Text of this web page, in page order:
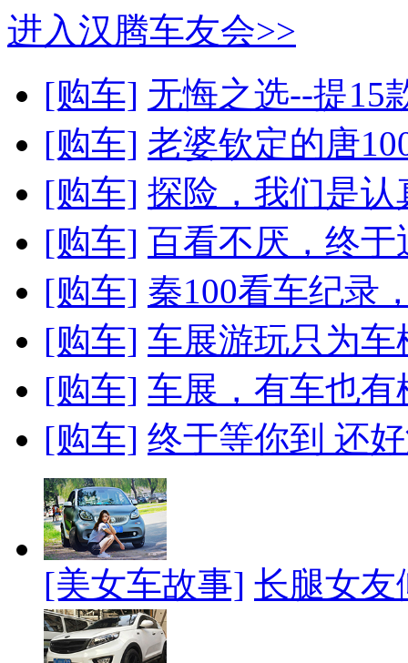
进入汉腾车友会>>
[购车] 无悔之选--提15
[购车] 老婆钦定的唐
[购车] 探险，我们是
[购车] 百看不厌，终于
[购车] 秦100看车纪录
[购车] 车展游玩只为车
[购车] 车展，有车也
[购车] 终于等你到 还
[美女车故事] 长腿女友